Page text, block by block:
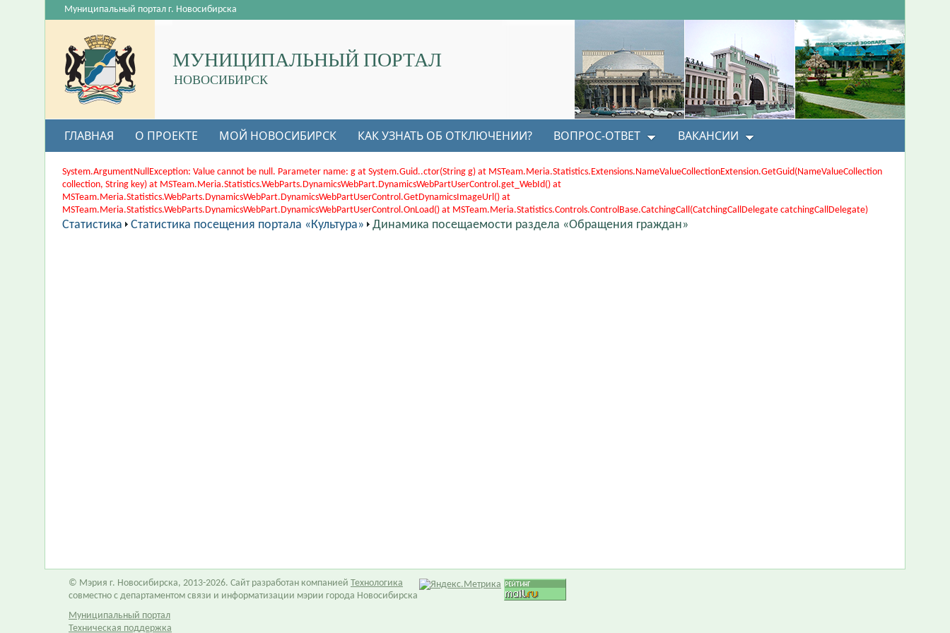
МУНИЦИПАЛЬНЫЙ ПОРТАЛ
НОВОСИБИРСК
Муниципальный портал г. Новосибирска
ГЛАВНАЯ О ПРОЕКТЕ МОЙ НОВОСИБИРСК КАК УЗНАТЬ ОБ ОТКЛЮЧЕНИИ? ВОПРОС-ОТВЕТ ВАКАНСИИ
System.ArgumentNullException: Value cannot be null. Parameter name: g at System.Guid..ctor(String g) at MSTeam.Meria.Statistics.Extensions.NameValueCollectionExtension.GetGuid(NameValueCollection
collection, String key) at MSTeam.Meria.Statistics.WebParts.DynamicsWebPart.DynamicsWebPartUserControl.get_WebId() at
MSTeam.Meria.Statistics.WebParts.DynamicsWebPart.DynamicsWebPartUserControl.GetDynamicsImageUrl() at
MSTeam.Meria.Statistics.WebParts.DynamicsWebPart.DynamicsWebPartUserControl.OnLoad() at MSTeam.Meria.Statistics.Controls.ControlBase.CatchingCall(CatchingCallDelegate catchingCallDelegate)
Статистика Статистика посещения портала «Культура» Динамика посещаемости раздела «Обращения граждан»
© Мэрия г. Новосибирска, 2013-2026. Сайт разработан компанией Технологика
совместно с департаментом связи и информатизации мэрии города Новосибирска
Муниципальный портал
Техническая поддержка